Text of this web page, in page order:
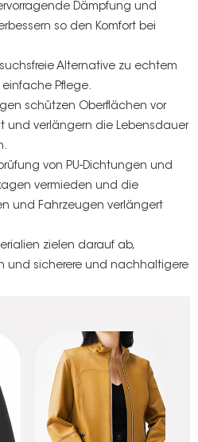
Dämpfung und
so den Komfort bei
Alternative zu echtem
Pflege.
schützen Oberflächen vor
und verlängern die Lebensdauer
von PU-Dichtungen und
vermieden und die
und Fahrzeugen verlängert
zielen darauf ab,
und sicherere und nachhaltigere